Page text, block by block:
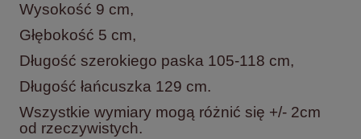
Wysokość 9 cm,
Głębokość 5 cm,
Długość szerokiego paska 105-118 cm,
Długość łańcuszka 129 cm.
Wszystkie wymiary mogą różnić się +/- 2cm
od rzeczywistych.